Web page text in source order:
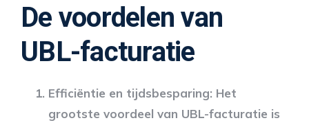
De voordelen van
UBL-facturatie
Efficiëntie en tijdsbesparing: Het
grootste voordeel van UBL-facturatie is